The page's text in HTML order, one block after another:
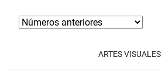
ARTES VISUALES